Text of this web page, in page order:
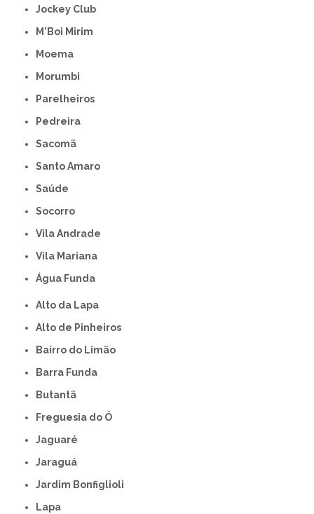
Jockey Club
M'Boi Mirim
Moema
Morumbi
Parelheiros
Pedreira
Sacomã
Santo Amaro
Saúde
Socorro
Vila Andrade
Vila Mariana
Água Funda
Alto da Lapa
Alto de Pinheiros
Bairro do Limão
Barra Funda
Butantã
Freguesia do Ó
Jaguaré
Jaraguá
Jardim Bonfiglioli
Lapa